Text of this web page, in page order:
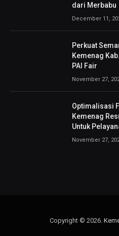
dari Merbabu
December 11,
Perkuat
Kemenag
PAI Fair
November 27,
Optimalisasi
Kemenag
Untuk
November 27,
Copyright © 2026.